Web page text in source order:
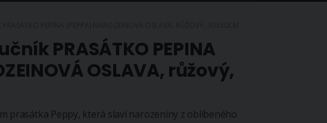
PRASÁTKO PEPINA
OSLAVA, růžový,
prasátka Peppy, která slaví narozeniny z oblíbeného